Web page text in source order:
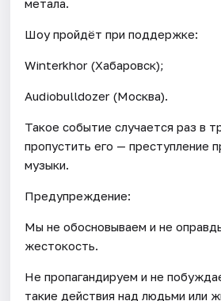
метала.
Шоу пройдёт при поддержке:
Winterkhor (Хабаровск);
Audiobulldozer (Москва).
Такое событие случается раз в
пропустить его — преступление
музыки.
Предупреждение:
Мы не обосновываем и не
жестокость.
Не пропагандируем и не
такие действия над людьми или